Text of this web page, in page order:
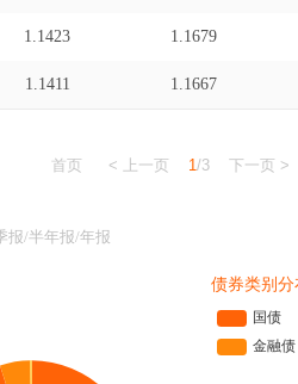
1.1423 1.1679
1.1411 1.1667
首页 < 上一页 1/3 下一页 >
报/半年报/年报
债券类别分